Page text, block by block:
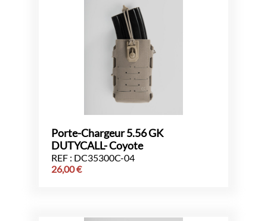
Porte-Chargeur 5.56 GK
DUTYCALL- Coyote
REF : DC35300C-04
26,00€